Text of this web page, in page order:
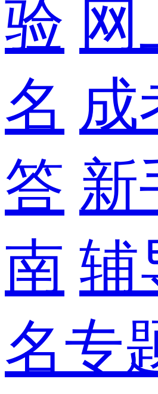
验 网
名 成
答 新
南 辅
名专